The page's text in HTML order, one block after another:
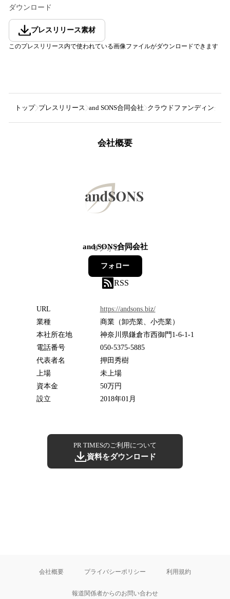
ダウンロード
プレスリリース素材
このプレスリリース内で使われている画像ファイルがダウンロードできます
トップ プレスリリース and SONS合同会社 クラウドファンディング
会社概要
and SONS合同会社
8フォロワー
フォロー
RSS
URL
https://andsons.biz/
業種
商業（卸売業、小売業）
本社所在地
神奈川県鎌倉市西御門1-6-1-1
電話番号
050-5375-5885
代表者名
押田秀樹
上場
未上場
資本金
50万円
設立
2018年01月
PR TIMESのご利用について
資料をダウンロード
会社概要 プライバシーポリシー 利用規約
報道関係者からのお問い合わせ